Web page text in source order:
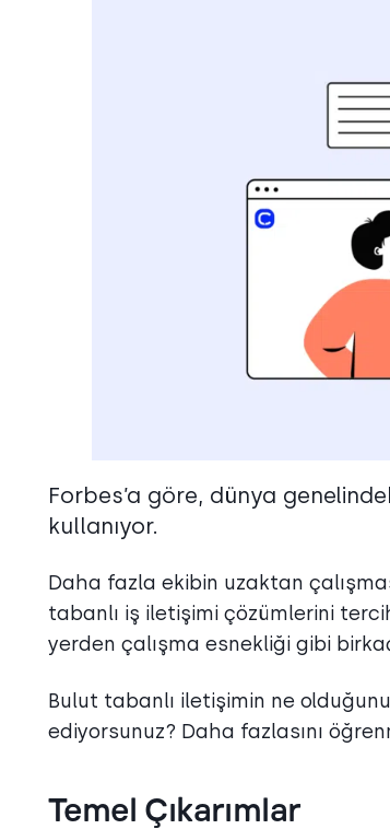
Forbes’a göre, dünya
kullanıyor.
Daha fazla ekibin uzaktan
tabanlı iş iletişimi çözümlerini
yerden çalışma esnekliği gibi
Bulut tabanlı iletişimin ne
ediyorsunuz? Daha fazlasını
Temel Çıkarımlar